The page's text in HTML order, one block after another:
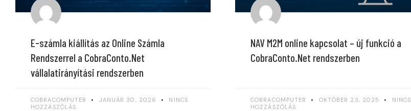
E-számla kiállítás az Online Számla
Rendszerrel a CobraConto.Net
vállalatirányítási rendszerben
COBRACOMPUTER JANUÁR 30, 2026
NINCS
HOZZÁSZÓLÁS
NAV M2M online kapcsolat – új funkció a
CobraConto.Net rendszerben
COBRACOMPUTER OKTÓBER 23, 2025
NINCS
HOZZÁSZÓLÁS